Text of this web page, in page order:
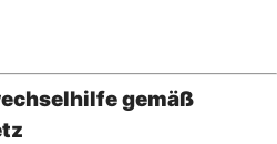
gemäß